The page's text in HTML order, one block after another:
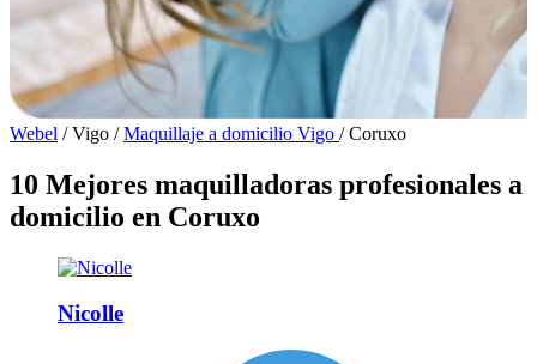
Webel / Vigo / Maquillaje a domicilio Vigo / Coruxo
10 Mejores maquilladoras profesionales a
domicilio en Coruxo
Nicolle